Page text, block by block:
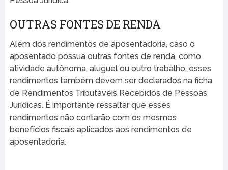
OUTRAS FONTES DE RENDA
Além dos rendimentos de aposentadoria, caso o
aposentado possua outras fontes de renda, como
atividade autônoma, aluguel ou outro trabalho, esses
rendimentos também devem ser declarados na ficha
de Rendimentos Tributáveis Recebidos de Pessoas
Jurídicas. É importante ressaltar que esses
rendimentos não contarão com os mesmos
benefícios fiscais aplicados aos rendimentos de
aposentadoria.